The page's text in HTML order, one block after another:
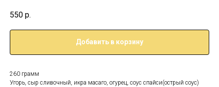
550 р.
Добавить в корзину
260 грамм
Угорь, сыр сливочный, икра масаго, огурец, соус спайси(острый соус)